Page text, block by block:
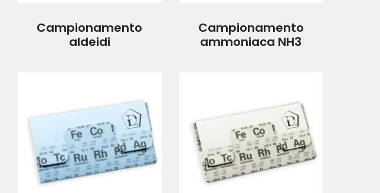
Campionamento
aldeidi
Campionamento
ammoniaca NH3